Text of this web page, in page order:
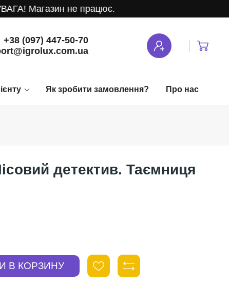
Магазин не працює.
+38 (097) 447-50-70
Як зробити замовлення? Про нас
детектив. Таємниця